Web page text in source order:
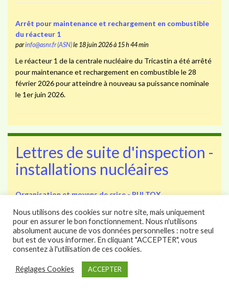
Arrêt pour maintenance et rechargement en combustible
du réacteur 1
parinfo@asnr.fr (ASN)le 18 juin 2026 à 15 h 44 min
Le réacteur 1 de la centrale nucléaire du Tricastin a été arrêté
pour maintenance et rechargement en combustible le 28
février 2026 pour atteindre à nouveau sa puissance nominale
le 1er juin 2026.
Lettres de suite d'inspection -
installations nucléaires
Organisation et moyens de crise - PUI TOX
Prévention des pollutions et maîtrise des nuisances et des
microbiologique
le 6 août 2026 à 15 h 25 min
Nous utilisons des cookies sur notre site, mais uniquement
pour en assurer le bon fonctionnement. Nous n'utilisons
absolument aucune de vos données personnelles : notre seul
but est de vous informer. En cliquant "ACCEPTER", vous
consentez à l'utilisation de ces cookies.
Réglages Cookies ACCEPTER